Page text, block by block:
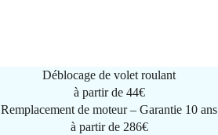
Déblocage de volet roulant
à partir de 44€
Remplacement de moteur – Garantie 10 ans
à partir de 286€